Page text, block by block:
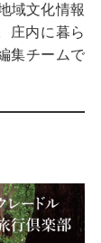
域文化情報
庄内に暮ら
集チームで